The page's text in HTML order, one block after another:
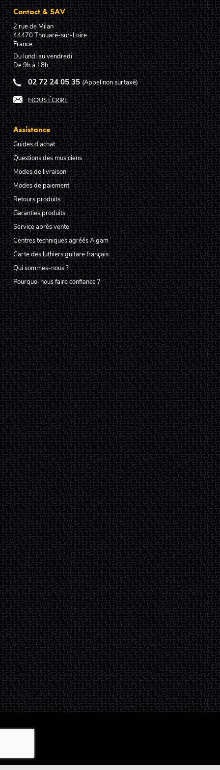
Contact & SAV
2 rue de Milan
44470Thouaré-sur-Loire
France
Du lundi au vendredi
De 9h à 18h
02 72 24 05 35 (Appel non surtaxé)
NOUS ÉCRIRE
Assistance
Guides d'achat
Questions des musiciens
Modes de livraison
Modes de paiement
Retours produits
Garanties produits
Service après vente
Centres techniques agréés Algam
Carte des luthiers guitare français
Qui sommes-nous ?
Pourquoi nous faire confiance ?